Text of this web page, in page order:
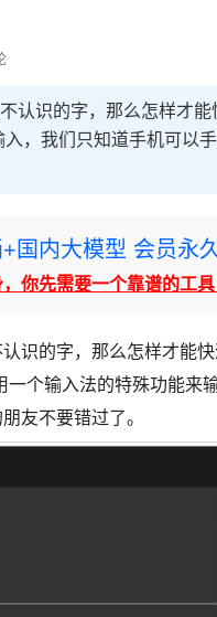
认识的字，那么怎样才
，我们只知道手机可以
国内大模型 会员永
你先需要一个靠谱的工具
识的字，那么怎样才能
个输入法的特殊功能来
友不要错过了。